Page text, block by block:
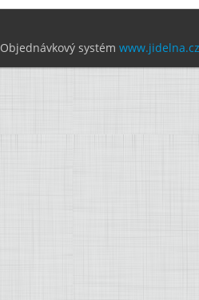
Objednávkový systém www.jidelna.cz